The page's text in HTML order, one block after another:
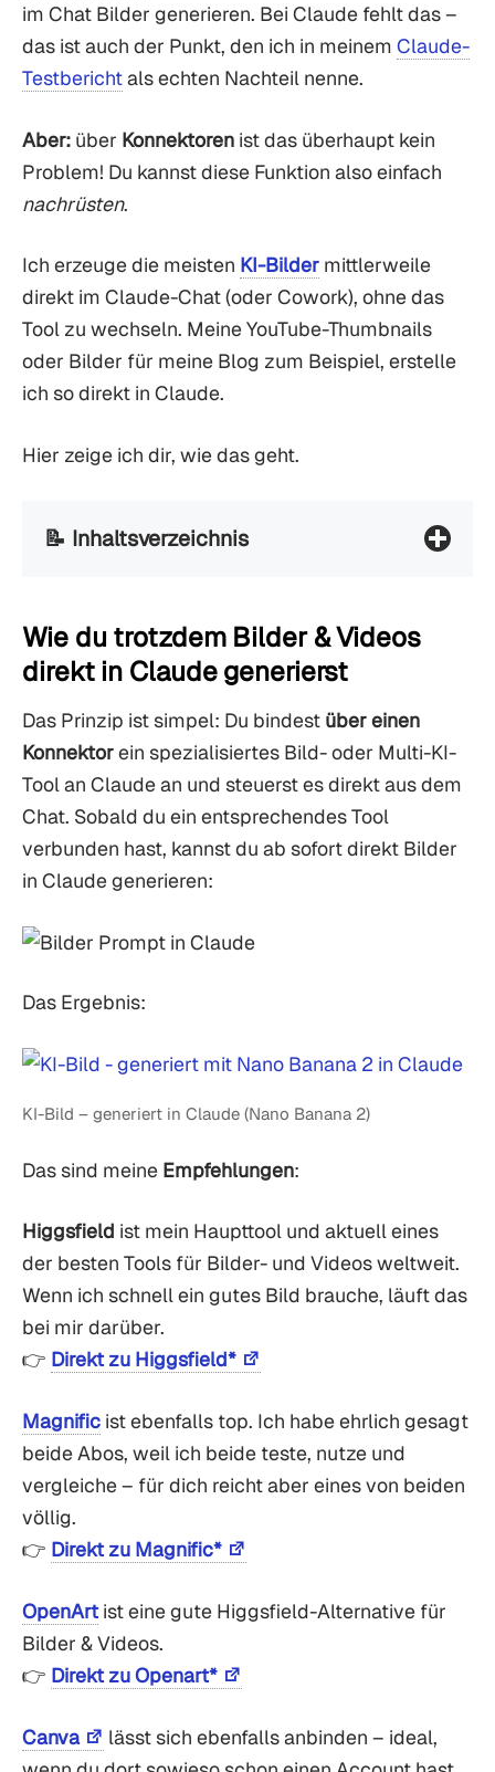
im Chat Bilder generieren. Bei Claude fehlt das –
das ist auch der Punkt, den ich in meinem Claude-
Testberichtals echten Nachteil nenne.
Aber: über Konnektoren ist das überhaupt kein
Problem! Du kannst diese Funktion also einfach
nachrüsten.
Ich erzeuge die meisten KI-Bilder mittlerweile
direkt im Claude-Chat (oder Cowork), ohne das
Tool zu wechseln. Meine YouTube-Thumbnails
oder Bilder für meine Blog zum Beispiel, erstelle
ich so direkt in Claude.
Hier zeige ich dir, wie das geht.
📝 Inhaltsverzeichnis
Wie du trotzdem Bilder & Videos
direkt in Claude generierst
Das Prinzip ist simpel: Du bindest über einen
Konnektorein spezialisiertes Bild- oder Multi-KI-
Tool an Claude an und steuerst es direkt aus dem
Chat. Sobald du ein entsprechendes Tool
verbunden hast, kannst du ab sofort direkt Bilder
in Claude generieren:
Das Ergebnis:
KI-Bild – generiert in Claude (Nano Banana 2)
Das sind meine Empfehlungen:
Higgsfield ist mein Haupttool und aktuell eines
der besten Tools für Bilder- und Videos weltweit.
Wenn ich schnell ein gutes Bild brauche, läuft das
bei mir darüber.
👉 Direkt zu Higgsfield*
Magnific ist ebenfalls top. Ich habe ehrlich gesagt
beide Abos, weil ich beide teste, nutze und
vergleiche – für dich reicht aber eines von beiden
völlig.
👉 Direkt zu Magnific*
OpenArt ist eine gute Higgsfield-Alternative für
Bilder & Videos.
👉 Direkt zu Openart*
Canva
lässt sich ebenfalls anbinden – ideal,